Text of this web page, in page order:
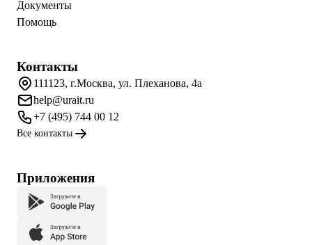
Документы
Помощь
Контакты
111123, г.Москва, ул. Плеханова, 4а
help@urait.ru
+7 (495) 744 00 12
Все контакты
Приложения